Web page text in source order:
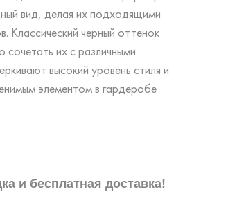
вид, делая их подходящими
Классический черный оттенок
сочетать их с различными
высокий уровень стиля и
элементом в гардеробе
и бесплатная доставка!